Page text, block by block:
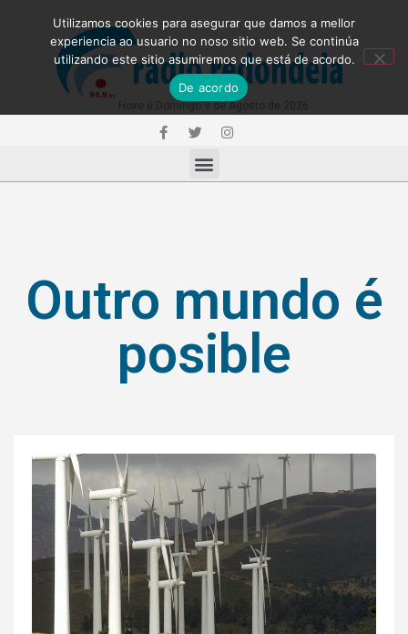
Outro mundo é
posible
Utilizamos cookies para asegurar que damos a mellor
experiencia ao usuario no noso sitio web. Se continúa
utilizando este sitio asumiremos que está de acordo.
De acordo